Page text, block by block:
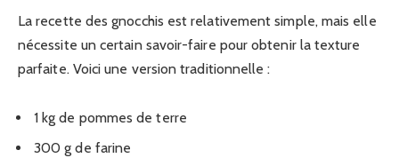
La recette des gnocchis est relativement simple, mais elle
nécessite un certain savoir-faire pour obtenir la texture
parfaite. Voici une version traditionnelle :
1 kg de pommes de terre
300 g de farine